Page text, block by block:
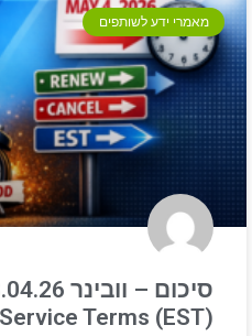
מאמרי ידע לשותפים
Service Terms (EST)